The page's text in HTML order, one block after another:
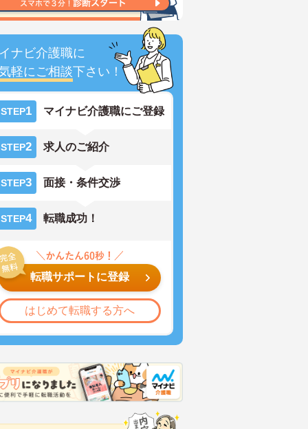
ナビ介護職に
軽にご相談下さい！
STEP1 マイナビ介護職にご登録
STEP2 求人のご紹介
STEP3 面接・条件交渉
STEP4 転職成功！
転職サポートに登録
はじめて転職する方へ